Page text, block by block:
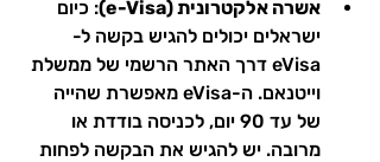
אשרה אלקטרונית (e-Visa)
: כיום
ישראלים יכולים להגיש בקשה ל-
eVisa דרך האתר הרשמי של ממשלת
וייטנאם. ה-eVisa מאפשרת שהייה
של עד 90 יום, לכניסה בודדת או
מרובה. יש להגיש את הבקשה לפחות